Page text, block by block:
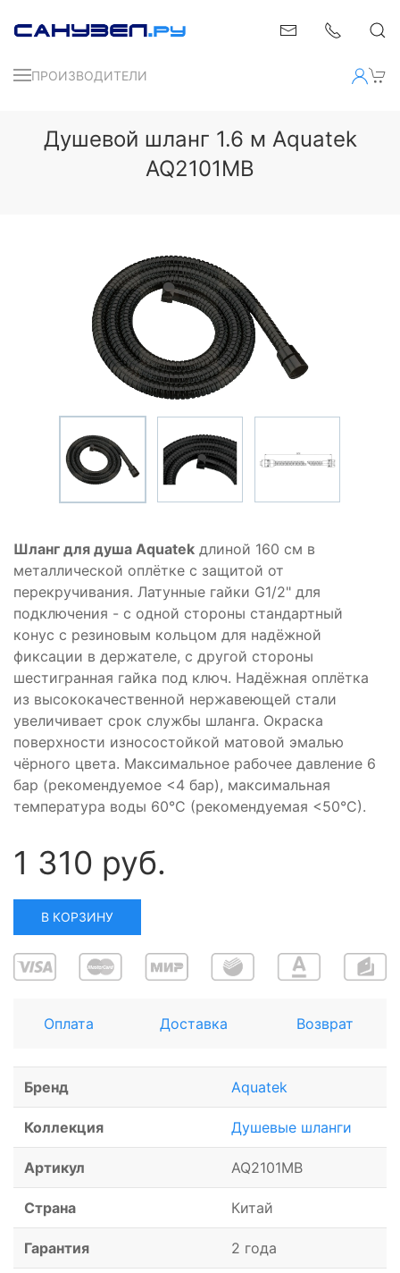
ПРОИЗВОДИТЕЛИ
Душевой шланг 1.6 м Aquatek
AQ2101MB
Шланг для душа Aquatek длиной 160 см в
металлической оплётке с защитой от
перекручивания. Латунные гайки G1/2" для
подключения - с одной стороны стандартный
конус с резиновым кольцом для надёжной
фиксации в держателе, с другой стороны
шестигранная гайка под ключ. Надёжная оплётка
из высококачественной нержавеющей стали
увеличивает срок службы шланга. Окраска
поверхности износостойкой матовой эмалью
чёрного цвета. Максимальное рабочее давление 6
бар (рекомендуемое <4 бар), максимальная
температура воды 60°C (рекомендуемая <50°C).
1 310 руб.
В КОРЗИНУ
Оплата Доставка Возврат
Бренд Aquatek
Коллекция Душевые шланги
Артикул AQ2101MB
Страна Китай
Гарантия 2 года